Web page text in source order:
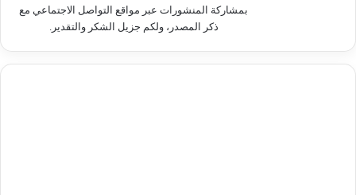
بمشاركة المنشورات عبر مواقع التواصل الاجتماعي مع
ذكر المصدر، ولكم جزيل الشكر والتقدير.